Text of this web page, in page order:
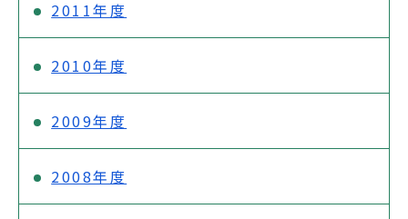
2011年度
2010年度
2009年度
2008年度